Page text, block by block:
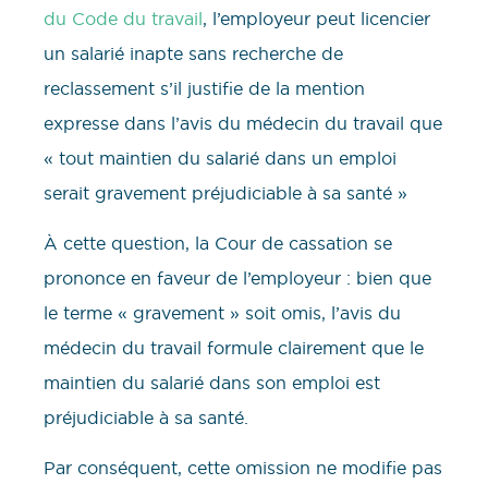
du Code du travail, l’employeur peut licencier
un salarié inapte sans recherche de
reclassement s’il justifie de la mention
expresse dans l’avis du médecin du travail que
« tout maintien du salarié dans un emploi
serait gravement préjudiciable à sa santé »
À cette question, la Cour de cassation se
prononce en faveur de l’employeur : bien que
le terme « gravement » soit omis, l’avis du
médecin du travail formule clairement que le
maintien du salarié dans son emploi est
préjudiciable à sa santé.
Par conséquent, cette omission ne modifie pas